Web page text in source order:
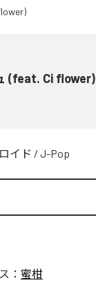
(feat. Ci flower)
イド / J-Pop
： 蜜柑